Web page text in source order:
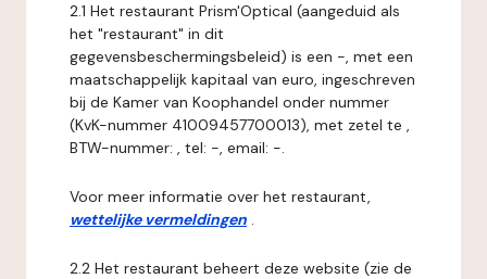
2.1 Het restaurant Prism'Optical (aangeduid als
het "restaurant" in dit
gegevensbeschermingsbeleid) is een -, met een
maatschappelijk kapitaal van euro, ingeschreven
bij de Kamer van Koophandel onder nummer
(KvK-nummer 41009457700013), met zetel te ,
BTW-nummer: , tel: -, email: -.
Voor meer informatie over het restaurant,
wettelijke vermeldingen .
2.2 Het restaurant beheert deze website (zie de